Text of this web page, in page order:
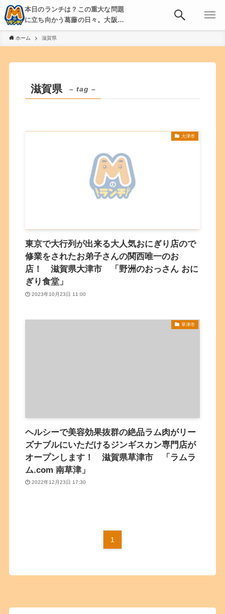
本日のランチは？この重大な問題
に立ち向かう葛藤の日々。大阪・
京都・神戸を中心とした食べ歩
き、飲み歩きを綴る。
ホーム 滋賀県
滋賀県 – tag –
大津市
東京で大行列が出来る大人気おにぎり店ので
修業をされたお弟子さんの関西唯一のお
店！ 滋賀県大津市 「野洲のおっさん おに
ぎり食堂」
2023年10月23日 11:00
草津市
ヘルシーで美容効果抜群の絶品ラム肉がリー
ズナブルにいただけるジンギスカン専門店が
オープンします！ 滋賀県草津市 「ラムラ
ム.com 南草津」
2022年12月23日 17:30
1